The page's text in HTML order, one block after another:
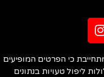
כי הפרטים המופיעים
ליפול טעויות בנתונים